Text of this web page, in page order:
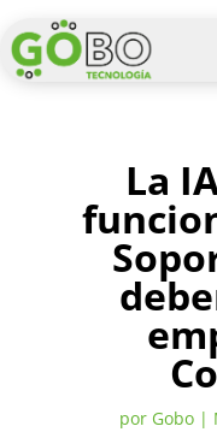
La
por Gobo|